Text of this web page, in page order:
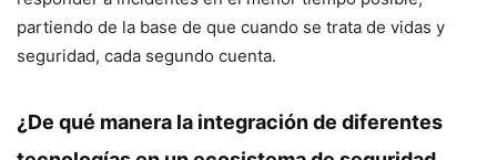
partiendo de la base de que cuando se trata de vidas y
seguridad, cada segundo cuenta.
¿De qué manera la integración de diferentes